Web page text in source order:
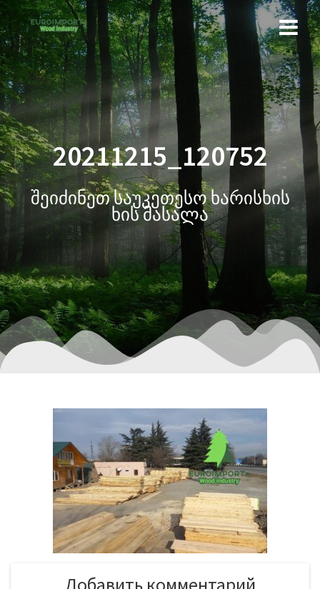
20211215_120752
შეიძინეთ საუკეთესო ხარისხის
ხის მასალა
Добавить комментарий